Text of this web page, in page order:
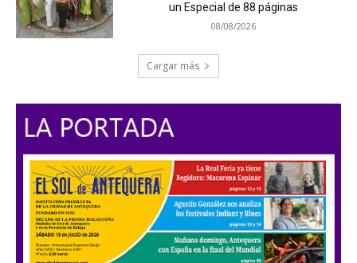
un Especial de 88 páginas
08/08/2026
Cargar más